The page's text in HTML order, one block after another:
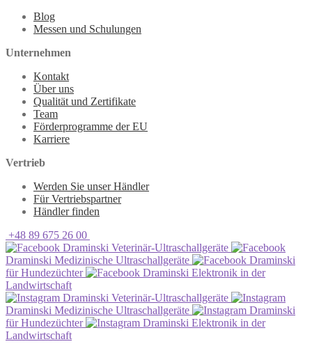
Blog
Messen und Schulungen
Unternehmen
Kontakt
Über uns
Qualität und Zertifikate
Team
Förderprogramme der EU
Karriere
Vertrieb
Werden Sie unser Händler
Für Vertriebspartner
Händler finden
+48 89 675 26 00
Draminski Veterinär-Ultraschallgeräte
Draminski Medizinische Ultraschallgeräte
Draminski
für Hundezüchter
Draminski Elektronik in der
Landwirtschaft
Draminski Veterinär-Ultraschallgeräte
Draminski Medizinische Ultraschallgeräte
Draminski
für Hundezüchter
Draminski Elektronik in der
Landwirtschaft